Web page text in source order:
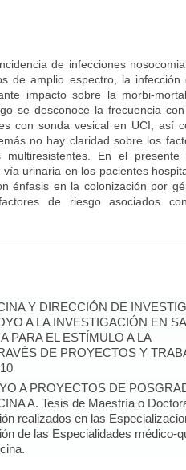
de infecciones
de amplio espectro, la infección
impacto sobre la morbi-
se desconoce la frecuencia
con sonda vesical en UCI, así
no hay claridad sobre los
En el presente
urinaria en los pacientes
énfasis en la colonización por
de riesgo asociados
Y DIRECCIÓN DE
A LA INVESTIGACIÓN EN
PARA EL ESTÍMULO A LA
DE PROYECTOS Y
A PROYECTOS DE
A. Tesis de Maestría o
realizados en las
de las Especialidades médico-